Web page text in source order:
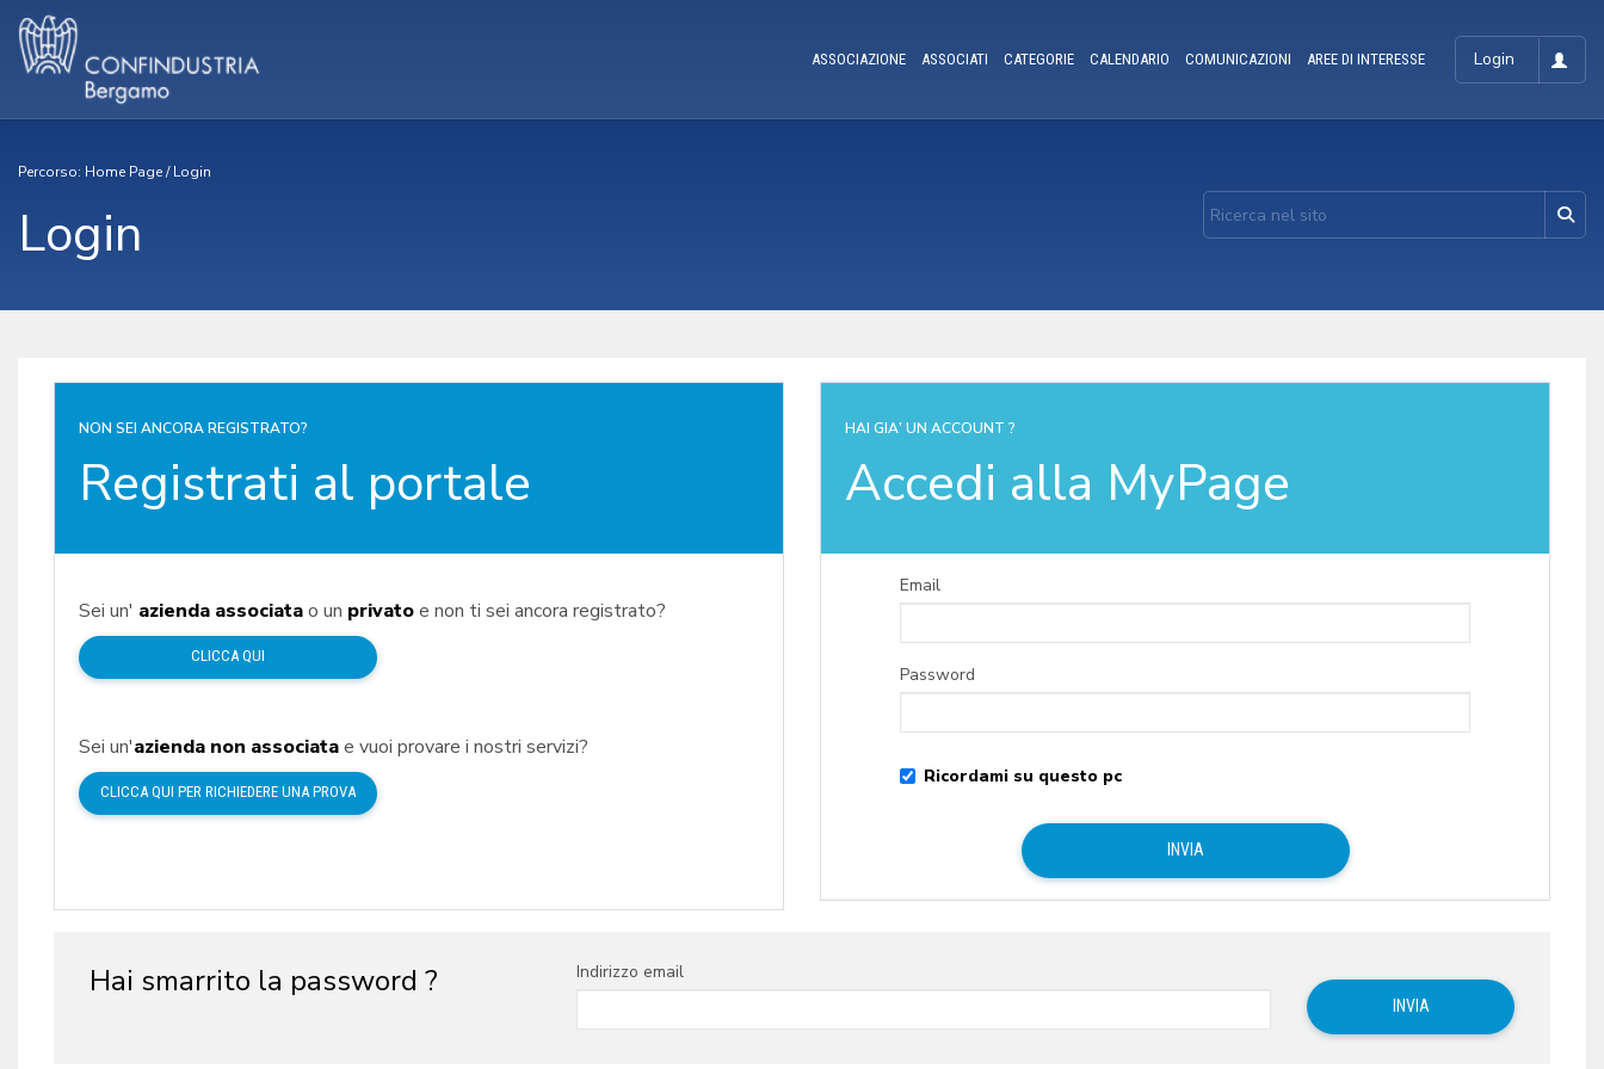
Login
ASSOCIAZIONE ASSOCIATI CATEGORIE CALENDARIO COMUNICAZIONI AREE DI INTERESSE
Percorso: Home Page/Login
Login
NON SEI ANCORA REGISTRATO?
Registrati al portale
Sei un' azienda associatao un privatoe non ti sei ancora registrato?
CLICCA QUI
Sei un'azienda non associatae vuoi provare i nostri servizi?
CLICCA QUI PER RICHIEDERE UNA PROVA
HAI GIA' UN ACCOUNT ?
Accedi alla MyPage
Email
Password
Ricordami su questo pc
Hai smarrito la password ? Indirizzo email